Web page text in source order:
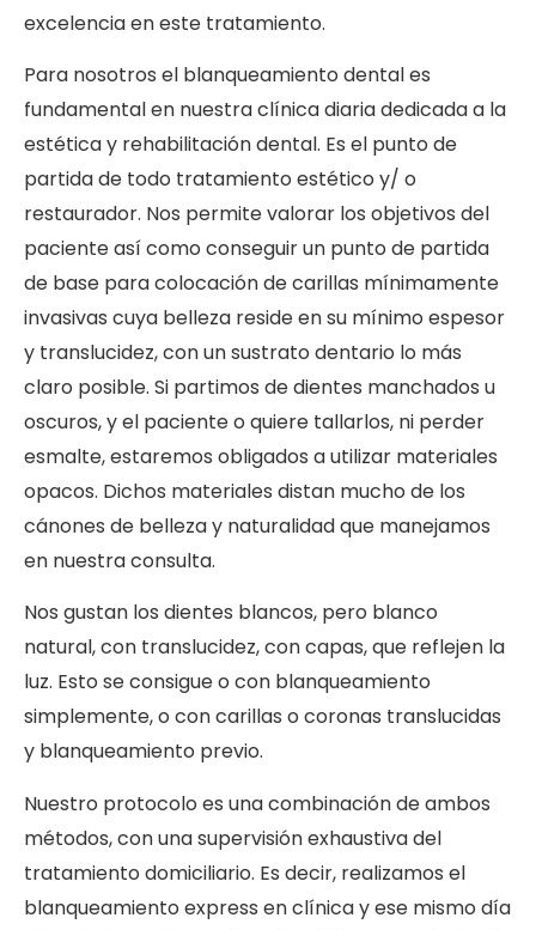
excelencia en este tratamiento.
Para nosotros el blanqueamiento dental es
fundamental en nuestra clínica diaria dedicada a la
estética y rehabilitación dental. Es el punto de
partida de todo tratamiento estético y/ o
restaurador. Nos permite valorar los objetivos del
paciente así como conseguir un punto de partida
de base para colocación de carillas mínimamente
invasivas cuya belleza reside en su mínimo espesor
y translucidez, con un sustrato dentario lo más
claro posible. Si partimos de dientes manchados u
oscuros, y el paciente o quiere tallarlos, ni perder
esmalte, estaremos obligados a utilizar materiales
opacos. Dichos materiales distan mucho de los
cánones de belleza y naturalidad que manejamos
en nuestra consulta.
Nos gustan los dientes blancos, pero blanco
natural, con translucidez, con capas, que reflejen la
luz. Esto se consigue o con blanqueamiento
simplemente, o con carillas o coronas translucidas
y blanqueamiento previo.
Nuestro protocolo es una combinación de ambos
métodos, con una supervisión exhaustiva del
tratamiento domiciliario. Es decir, realizamos el
blanqueamiento express en clínica y ese mismo día